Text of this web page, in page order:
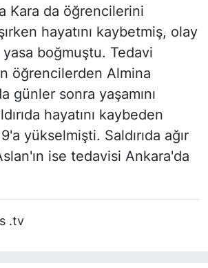
Kara da öğrencilerini
hayatını kaybetmiş, olay
boğmuştu. Tedavi
öğrencilerden Almina
günler sonra yaşamını
hayatını kaybeden
yükselmişti. Saldırıda ağır
ise tedavisi Ankara'da
.tv